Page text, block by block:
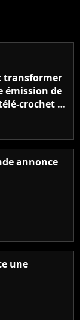
transformer
émission de
crochet à
annonce
une